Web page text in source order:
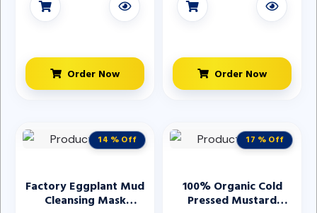
Order Now Order Now
14 % Off
Factory Eggplant Mud
Cleansing Mask
17 % Off
100% Organic Cold
Pressed Mustard